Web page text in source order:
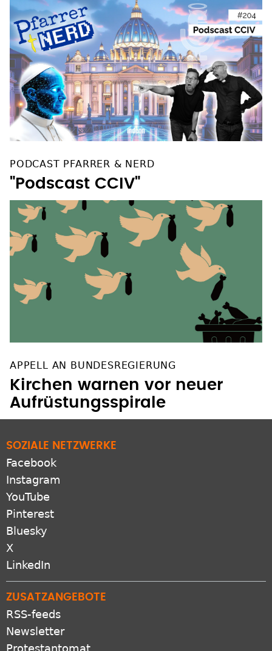
PODCAST PFARRER & NERD
"Podscast CCIV"
APPELL AN BUNDESREGIERUNG
Kirchen warnen vor neuer
Aufrüstungsspirale
SOZIALE NETZWERKE
Facebook
Instagram
YouTube
Pinterest
Bluesky
X
LinkedIn
ZUSATZANGEBOTE
RSS-feeds
Newsletter